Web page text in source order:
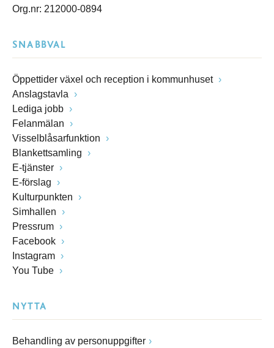
Org.nr: 212000-0894
SNABBVAL
Öppettider växel och reception i kommunhuset
Anslagstavla
Lediga jobb
Felanmälan
Visselblåsarfunktion
Blankettsamling
E-tjänster
E-förslag
Kulturpunkten
Simhallen
Pressrum
Facebook
Instagram
You Tube
NYTTA
Behandling av personuppgifter